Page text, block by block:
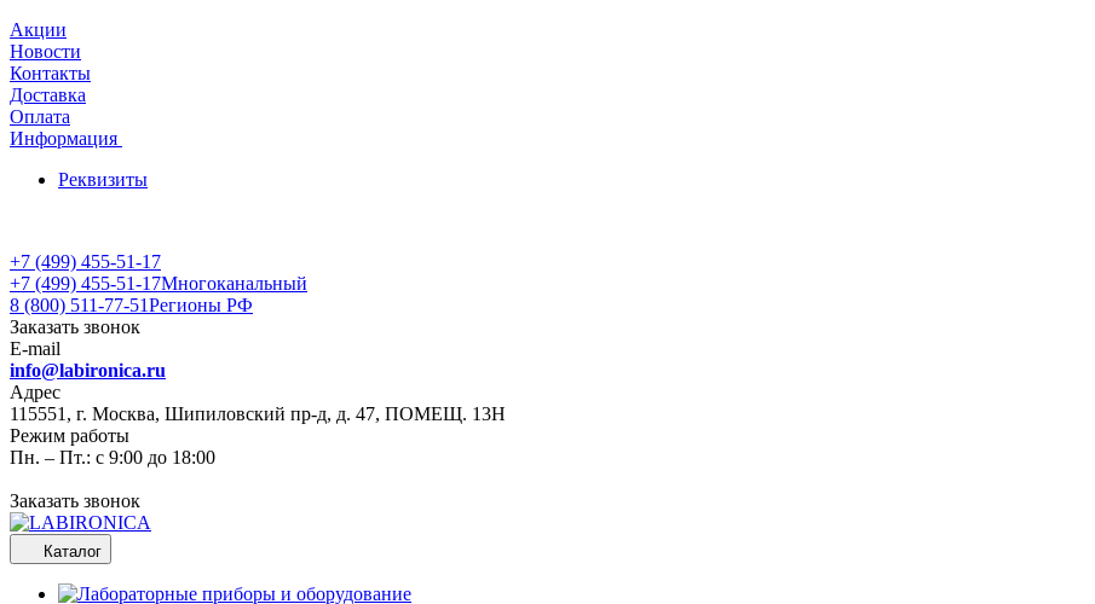
Акции
Новости
Контакты
Доставка
Оплата
Информация
Реквизиты
+7 (499) 455-51-17
+7 (499) 455-51-17Многоканальный
8 (800) 511-77-51Регионы РФ
Заказать звонок
E-mail
info@labironica.ru
Адрес
115551, г. Москва, Шипиловский пр-д, д. 47, ПОМЕЩ. 13Н
Режим работы
Пн. – Пт.: с 9:00 до 18:00
Заказать звонок
Каталог